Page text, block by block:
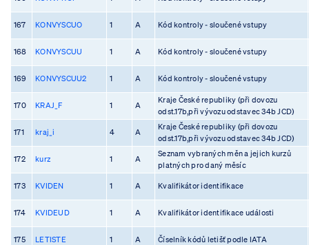
167 KONVYSCUO 1 A Kód kontroly - sloučené vstupy
168 KONVYSCUU 1 A Kód kontroly - sloučené vstupy
169 KONVYSCUU2 1 A Kód kontroly - sloučené vstupy
170 KRAJ_F 1 A
Kraje České republiky (při dovozu
odst.17b,při vývozu odstavec 34b JCD)
171 kraj_i 4 A
Kraje České republiky (při dovozu
odst.17b,při vývozu odstavec 34b JCD)
172 kurz 1 A
Seznam vybraných měn a jejich kurzů
platných pro daný měsíc
173 KVIDEN 1 A Kvalifikátor identifikace
174 KVIDEUD 1 A Kvalifikátor identifikace události
175 LETISTE 1 A Číselník kódů letišť podle IATA